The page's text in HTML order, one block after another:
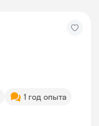
1 год опыта